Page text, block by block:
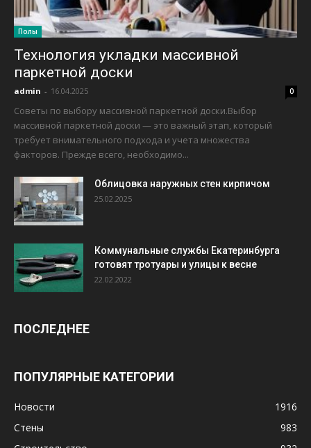
Полы
Технология укладки массивной
паркетной доски
admin - 16.04.2025 0
Советы по выбору массивной паркетной доски.Выбор
массивной паркетной доски — это важный этап, который
требует внимательного подхода и учета множества
факторов. Прежде всего, необходимо...
Облицовка наружных стен кирпичом
25.02.2025
Коммунальные службы Екатеринбурга
готовят тротуары и улицы к весне
22.02.2022
ПОСЛЕДНЕЕ
ПОПУЛЯРНЫЕ КАТЕГОРИИ
Новости
1916
Стены
983